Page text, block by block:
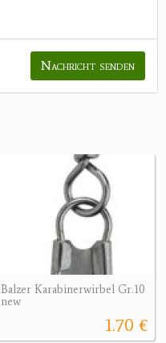
Nachricht senden
Balzer Karabinerwirbel Gr.10
new
1.70 €